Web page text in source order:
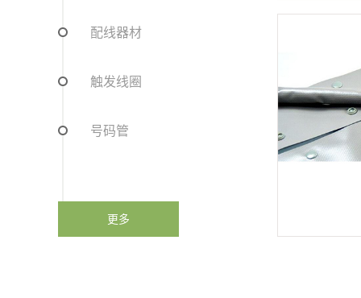
配线器材
触发线圈
号码管
更多